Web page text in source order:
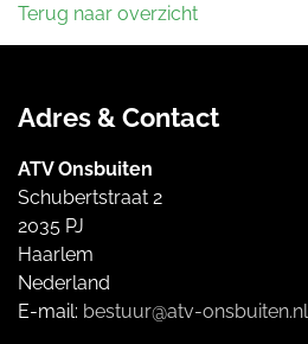
Terug naar overzicht
Adres & Contact
ATV Onsbuiten
Schubertstraat 2
2035 PJ
Haarlem
Nederland
E-mail: bestuur@atv-onsbuiten.nl